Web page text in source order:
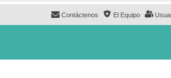
El Equipo
Contáctenos